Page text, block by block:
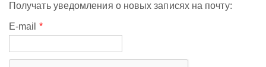
Получать уведомления о новых записях на почту:
E-mail *